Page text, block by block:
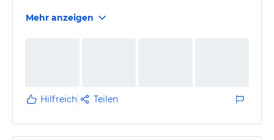
Mehr anzeigen
Hilfreich Teilen